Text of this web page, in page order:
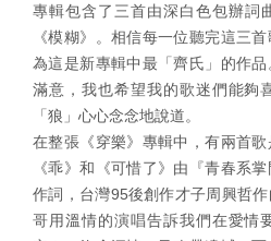
專輯包含了三首由深白色包辦詞
《模糊》。相信每一位聽完這三
為這是新專輯中最「齊氏」的作
滿意，我也希望我的歌迷們能夠
「狼」心心念念地說道。
在整張《穿樂》專輯中，有兩首歌
《乖》和《可惜了》由『青春系
作詞，台灣95後創作才子周興哲
哥用溫情的演唱告訴我們在愛情